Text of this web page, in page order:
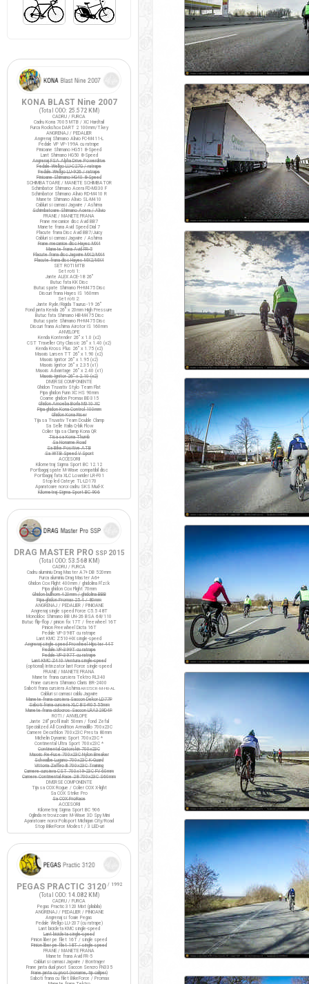
KONA BLAST Nine 2007
(Total ODO: 25.572 KM )
CADRU / FURCA
Cadru Kona 7005 MTB / XC Hardtail
Furca Rockshox DART 2 100mm/T.key
ANGRENAJ / PEDALIER
Angrenaj Shimano Alivio FC-M411-L
Pedale VP VP-199A cu ratrape
Pinioane Shimano HG51 8-Speed
Lant Shimano HG50 8-Speed
Angrenaj FSA Alpha Drive Powerdrive
Pedale Wellgo LU-C27G / ratrape
Pedale Wellgo LU-926 / ratrape
Pinioane Shimano HG40 8-Speed
SCHIMBATOARE / MANETE SCHIMBATOR
Schimbator Shimano Acera FD-M330 F
Schimbator Shimano Alivio RD-M410 R
Manete Shimano Alivio SL-M410
Cabluri si camasi Jagwire / Ashima
Schimbatoare Shimano Acera / Alivio
FRANE / MANETE FRANA
Frane mecanice disc Avid BB7
Manete frana Avid Speed Dial 7
Placute frana Disc Avid BB7/Juicy
Cabluri si camasi Jagwire / Ashima
Frane mecanice disc Hayes MX4
Manete frana Avid FR-5
Placute frana disc Jagwire MX2/MX4
Placute frana disc Hayes MX2/MX4
SET ROTI MTB
Set roti 1:
Jante ALEX ACE-18 26"
Butuc fata KK Disc
Butuc spate Shimano FH-M475 Disc
Discuri frana Hayes IS 160mm
Set roti 2:
Jante Ryde/Rigida Taurus-19 26"
Fond janta Kenda 26" x 20mm High Pressure
Butuc fata Shimano HB-M475 Disc
Butuc spate Shimano FH-M475 Disc
Discuri frana Ashima Airotor IS 160mm
ANVELOPE
Kenda Kontender 26" x 1.0 (x2)
CST Traveller City Classic 26" x 1.40 (x2)
Kenda Kross Plus 26" x 1.75 (x2)
Maxxis Larsen TT 26" x 1.90 (x2)
Maxxis Ignitor 26" x 1.95 (x2)
Maxxis Ignitor 26" x 2.35 (x1)
Maxxis Advantage 26" x 2.40 (x1)
Maxxis Ignitor 26" x 2.10 (x2)
DIVERSE COMPONENTE
Ghidon Truvativ Stylo Team Flat
Pipa ghidon Funn XC HS 90mm
Coarne ghidon Promax BE-315
Ghidon Amoeba Borla M310 XC
Pipa ghidon Kona Control 100mm
Ghidon Kona Riser
Tija sa Truvativ Team Double Clamp
Sa Selle Italia Q-bik Flow
Colier tija sa Clamp Kona QR
Tisa sa Kona Thumb
Sa Noname Road
Sa Bike Positive ATB
Sa WTB Speed V Sport
ACCESORII
Kilometraj Sigma Sport BC 12.12
Portbagaj spate M-Wave compatibil disc
Portbagaj fata XLC Lowrider LR-F01
Stop led Cateye TL-LD170
Aparatoare noroi cadru SKS Mud-X
Kilometraj Sigma Sport BC 906
DRAG MASTER PRO SSP 2015
(Total ODO: 53.568 KM )
CADRU / FURCA
Cadru aluminiu Drag Master A7+ DB 520mm
Furca aluminiu Drag Master A6+
Ghidon Cox Flight 400mm / ghidolina Fi'zi:k
Pipa ghidon Cox Flight 70mm
Ghidon bullhorn 420mm / ghidolina BBB
Pipa ghidon Promax 25.4 / 80mm
ANGRENAJ / PEDALIER / PINIOANE
Angrenaj single speed Force C5.5 48T
Monobloc Shimano BB UN-26 BSA 68/110
Butuc flip-flop / pinion fix 17T / freewheel 16T
Pinion Freewheel Dicta 16T
Pedale VP-398T cu ratrape
Lant KMC Z510-HX single-speed
Angrenaj single speed Prowheel Hipster 44T
Pedale VP-399T cu ratrape
Pedale VP-397T cu ratrape
Lant KMC Z410 Ventura single-speed
(optional) Intinzator lant Force single-speed
FRANE / MANETE FRANA
Manete frana cursiera Tektro RL340
Frane cursiera Shimano Claris BR-2400
Saboti frana cursiera AshimaARS72CR-M-HU-AL
Cabluri si camasi cablu Jagwire
Manete frana cursiera Saccon Dekor LD77P
Saboti frana cursiera XLC BS-R05 55mm
Manete frana ciclocros Saccon LRA329D4P
ROTI / ANVELOPE
Jante 28" profil inalt 50mm / fond Zefal
Specialized All Condition Armadillo 700x23C
Camere Decathlon 700x23C Presta 80mm
Michelin Dynamic Sport 700x23C *
Continental Ultra Sport 700x23C *
Continental Gatorskin 700x23C
Maxxis Re-Fuse 700x23C Nylon Breaker
Schwalbe Lugano 700x23C K-Guard
Vittoria Zaffiro III 700x23C Training
Camere cursiera CST 700x19-23C FV 60mm
Camere Continental Race 28 700x23C S60mm
DIVERSE COMPONENTE
Tija sa COX Rogue / Colier COX X-light
Sa COX Strike Pro
Sa COX ProRace
ACCESORII
Kilometraj Sigma Sport BC 906
Oglinda retrovizoare M-Wave 3D Spy Mini
Aparatoare noroi Polisport Michigan City/Road
Stop BikeForce Modest / 3 LED-uri
PEGAS PRACTIC 3120/ 1992
(Total ODO: 14.082 KM )
CADRU / FURCA
Pegas Practic 3120 Mixt (pliabila)
ANGRENAJ / PEDALIER / PINIOANE
Angrenaj si foaie Pegas
Pedale Wellgo LU-207 (cu ratrape)
Lant bicicleta KMC single-speed
Lant bicicleta single-speed
Pinion liber pe filet 16T / single speed
Pinion liber pe filet 18T / single speed
FRANE / MANETE FRANA
Manete frana Avid FR-5
Cabluri si camasi Jagwire / Bontrager
Frane janta dual pivot Saccon Sencro FN335
Frane janta cu pivot (noname, tip caliper)
Saboti frana cu filet BikeForce / Promax